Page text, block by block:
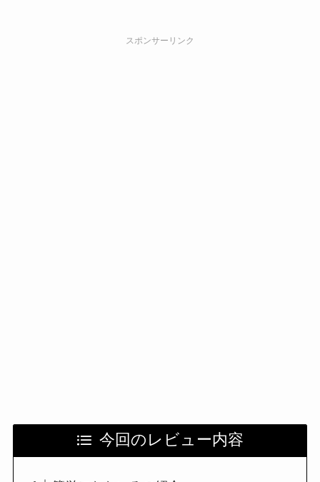
スポンサーリンク
今回のレビュー内容